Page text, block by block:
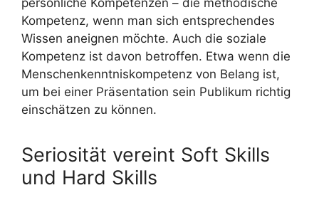
Kompetenz, wenn man sich entsprechendes
Wissen aneignen möchte. Auch die soziale
Kompetenz ist davon betroffen. Etwa wenn die
Menschenkenntniskompetenz von Belang ist,
um bei einer Präsentation sein Publikum richtig
einschätzen zu können.
Seriosität vereint Soft Skills
und Hard Skills